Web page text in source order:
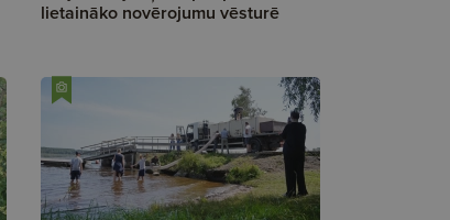
lietaināko novērojumu vēsturē